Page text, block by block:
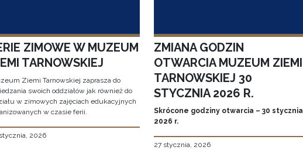
ZIMOWE W MUZEUM
TARNOWSKIEJ
Ziemi Tarnowskiej zaprasza do
swoich oddziałów jak również do
w zimowych zajęciach edukacyjnych
w czasie ferii.
2026
ZMIANA GODZIN
OTWARCIA MUZEUM ZIEMI
TARNOWSKIEJ 30
STYCZNIA 2026 R.
Skrócone godziny otwarcia – 30 stycznia
2026 r.
27 stycznia, 2026